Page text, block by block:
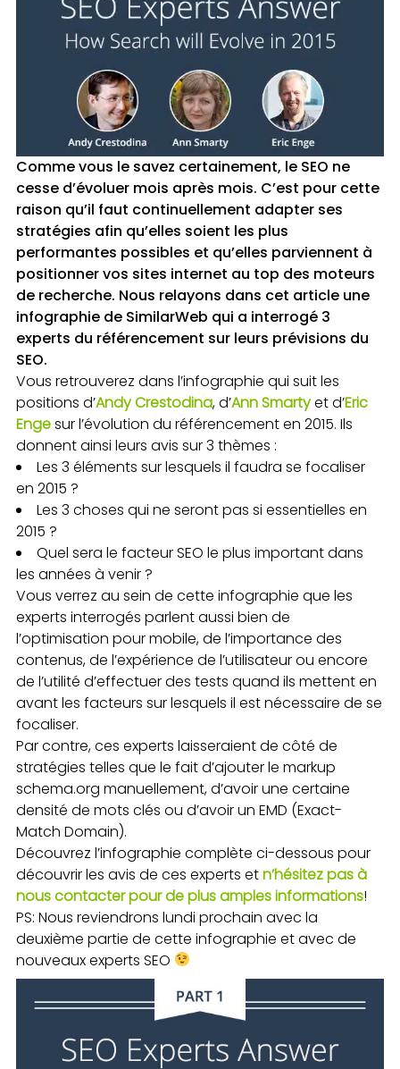
Comme vous le savez certainement, le SEO ne
cesse d’évoluer mois après mois. C’est pour cette
raison qu’il faut continuellement adapter ses
stratégies afin qu’elles soient les plus
performantes possibles et qu’elles parviennent à
positionner vos sites internet au top des moteurs
de recherche. Nous relayons dans cet article une
infographie de SimilarWeb qui a interrogé 3
experts du référencement sur leurs prévisions du
SEO.
Vous retrouverez dans l’infographie qui suit les
positions d’Andy Crestodina, d’Ann Smartyet d’Eric
Engesur l’évolution du référencement en 2015. Ils
donnent ainsi leurs avis sur 3 thèmes :
Les 3 éléments sur lesquels il faudra se focaliser
en 2015 ?
Les 3 choses qui ne seront pas si essentielles en
2015 ?
Quel sera le facteur SEO le plus important dans
les années à venir ?
Vous verrez au sein de cette infographie que les
experts interrogés parlent aussi bien de
l’optimisation pour mobile, de l’importance des
contenus, de l’expérience de l’utilisateur ou encore
de l’utilité d’effectuer des tests quand ils mettent en
avant les facteurs sur lesquels il est nécessaire de se
focaliser.
Par contre, ces experts laisseraient de côté de
stratégies telles que le fait d’ajouter le markup
schema.org manuellement, d’avoir une certaine
densité de mots clés ou d’avoir un EMD (Exact-
Match Domain).
Découvrez l’infographie complète ci-dessous pour
découvrir les avis de ces experts etn’hésitez pas à
nous contacter pour de plus amples informations!
PS: Nous reviendrons lundi prochain avec la
deuxième partie de cette infographie et avec de
nouveaux experts SEO